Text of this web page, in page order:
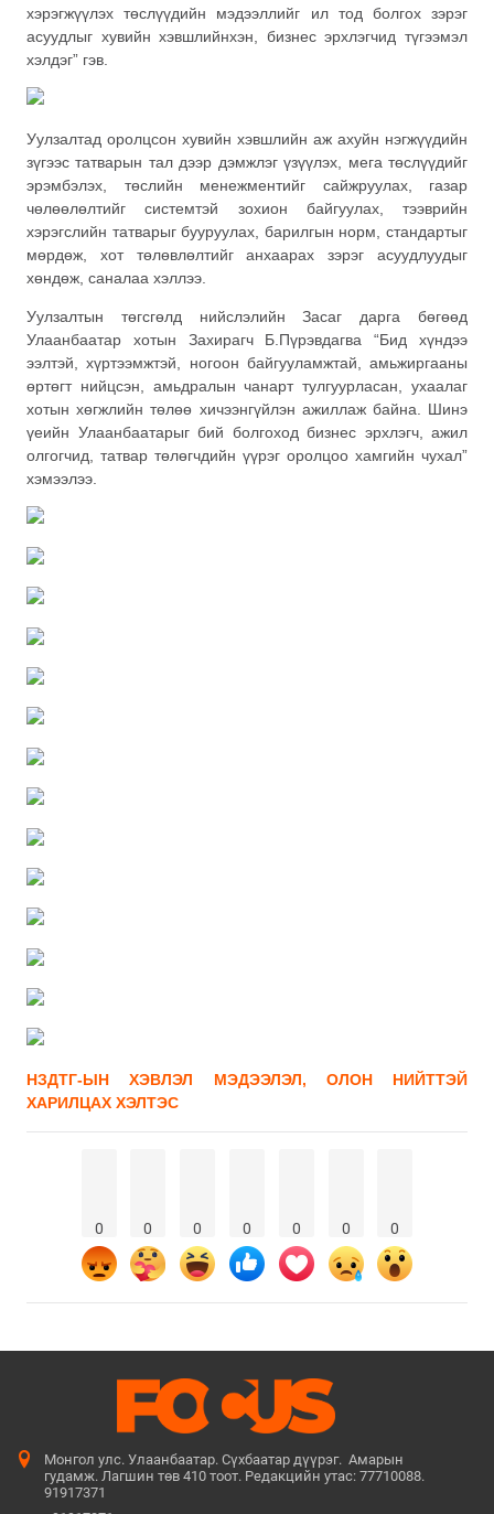
хэрэгжүүлэх төслүүдийн мэдээллийг ил тод болгох зэрэг
асуудлыг хувийн хэвшлийнхэн, бизнес эрхлэгчид түгээмэл
хэлдэг” гэв.
Уулзалтад оролцсон хувийн хэвшлийн аж ахуйн нэгжүүдийн
зүгээс татварын тал дээр дэмжлэг үзүүлэх, мега төслүүдийг
эрэмбэлэх, төслийн менежментийг сайжруулах, газар
чөлөөлөлтийг системтэй зохион байгуулах, тээврийн
хэрэгслийн татварыг бууруулах, барилгын норм, стандартыг
мөрдөж, хот төлөвлөлтийг анхаарах зэрэг асуудлуудыг
хөндөж, саналаа хэллээ.
Уулзалтын төгсгөлд нийслэлийн Засаг дарга бөгөөд
Улаанбаатар хотын Захирагч Б.Пүрэвдагва “Бид хүндээ
ээлтэй, хүртээмжтэй, ногоон байгууламжтай, амьжиргааны
өртөгт нийцсэн, амьдралын чанарт тулгуурласан, ухаалаг
хотын хөгжлийн төлөө хичээнгүйлэн ажиллаж байна. Шинэ
үеийн Улаанбаатарыг бий болгоход бизнес эрхлэгч, ажил
олгогчид, татвар төлөгчдийн үүрэг оролцоо хамгийн чухал”
хэмээлээ.
НЗДТГ-ЫН ХЭВЛЭЛ МЭДЭЭЛЭЛ, ОЛОН НИЙТТЭЙ
ХАРИЛЦАХ ХЭЛТЭС
0 0 0 0 0 0 0
Монгол улс. Улаанбаатар. Сүхбаатар дүүрэг. Амарын
гудамж. Лагшин төв 410 тоот. Редакцийн утас: 77710088.
91917371